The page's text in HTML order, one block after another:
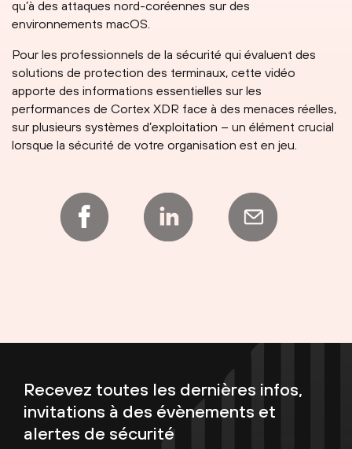
qu’à des attaques nord-coréennes sur des
environnements macOS.
Pour les professionnels de la sécurité qui évaluent des
solutions de protection des terminaux, cette vidéo
apporte des informations essentielles sur les
performances de Cortex XDR face à des menaces réelles,
sur plusieurs systèmes d’exploitation – un élément crucial
lorsque la sécurité de votre organisation est en jeu.
Recevez toutes les dernières infos,
invitations à des évènements et
alertes de sécurité